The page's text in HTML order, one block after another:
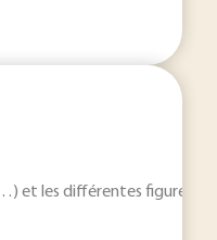
et les différentes figures